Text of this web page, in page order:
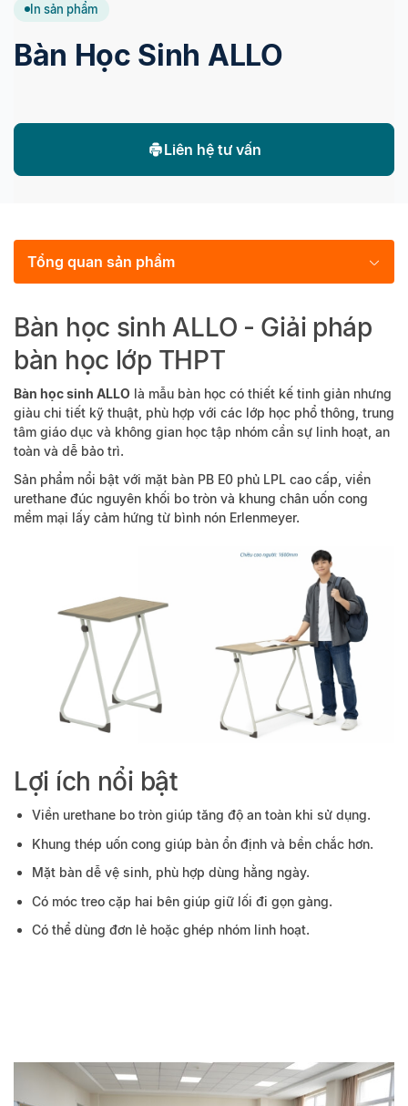
In sản phẩm
Bàn Học Sinh ALLO
Liên hệ tư vấn
Tổng quan sản phẩm
Bàn học sinh ALLO - Giải pháp
bàn học lớp THPT
Bàn học sinh ALLO là mẫu bàn học có thiết kế tinh giản nhưng
giàu chi tiết kỹ thuật, phù hợp với các lớp học phổ thông, trung
tâm giáo dục và không gian học tập nhóm cần sự linh hoạt, an
toàn và dễ bảo trì.
Sản phẩm nổi bật với mặt bàn PB E0 phủ LPL cao cấp, viền
urethane đúc nguyên khối bo tròn và khung chân uốn cong
mềm mại lấy cảm hứng từ bình nón Erlenmeyer.
Lợi ích nổi bật
Viền urethane bo tròn giúp tăng độ an toàn khi sử dụng.
Khung thép uốn cong giúp bàn ổn định và bền chắc hơn.
Mặt bàn dễ vệ sinh, phù hợp dùng hằng ngày.
Có móc treo cặp hai bên giúp giữ lối đi gọn gàng.
Có thể dùng đơn lẻ hoặc ghép nhóm linh hoạt.